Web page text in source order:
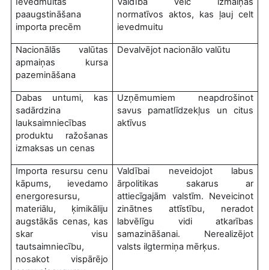
paaugstināšana
importa precēm
normatīvos aktos, kas ļauj celt
ievedmuitu
Nacionālās valūtas
apmaiņas kursa
pazemināšana
Devalvējot nacionālo valūtu
Dabas untumi, kas
sadārdzina
lauksaimniecības
produktu ražošanas
izmaksas un cenas
Uzņēmumiem neapdrošinot
savus pamatlīdzekļus un citus
aktīvus
Importa resursu cenu
kāpums, ievedamo
energoresursu,
materiālu, ķimikāliju
augstākās cenas, kas
skar visu
tautsaimniecību,
nosakot vispārējo
Valdībai neveidojot labus
ārpolitikas sakarus ar
attiecīgajām valstīm. Neveicinot
zinātnes attīstību, neradot
labvēlīgu vidi atkarības
samazināšanai. Nerealizējot
valsts ilgtermiņa mērķus.